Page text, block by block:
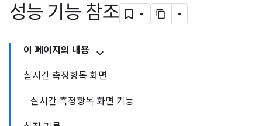
성능 기능 참조
이 페이지의 내용
실시간 측정항목 화면
실시간 측정항목 화면 기능